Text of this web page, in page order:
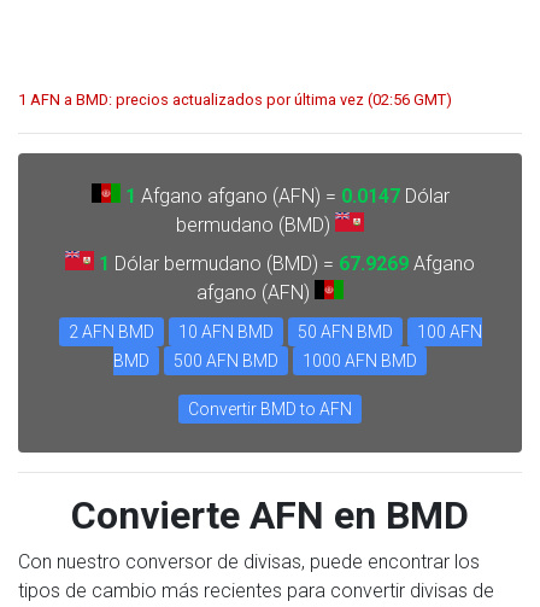
1 AFN a BMD: precios actualizados por última vez (02:56 GMT)
1 Afgano afgano (AFN) = 0.0147Dólar
bermudano (BMD)
1 Dólar bermudano (BMD) = 67.9269 Afgano
afgano (AFN)
2 AFN BMD 10 AFN BMD 50 AFN BMD
100 AFN
BMD
500 AFN BMD 1000 AFN BMD
Convertir BMD to AFN
Convierte AFN en BMD
Con nuestro conversor de divisas, puede encontrar los
tipos de cambio más recientes para convertir divisas de